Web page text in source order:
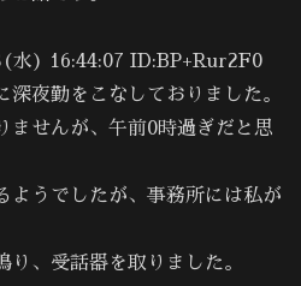
) 16:44:07 ID:BP+Rur2F0
深夜勤をこなしておりました。
ませんが、午前0時過ぎだと思
ようでしたが、事務所には私が
、受話器を取りました。